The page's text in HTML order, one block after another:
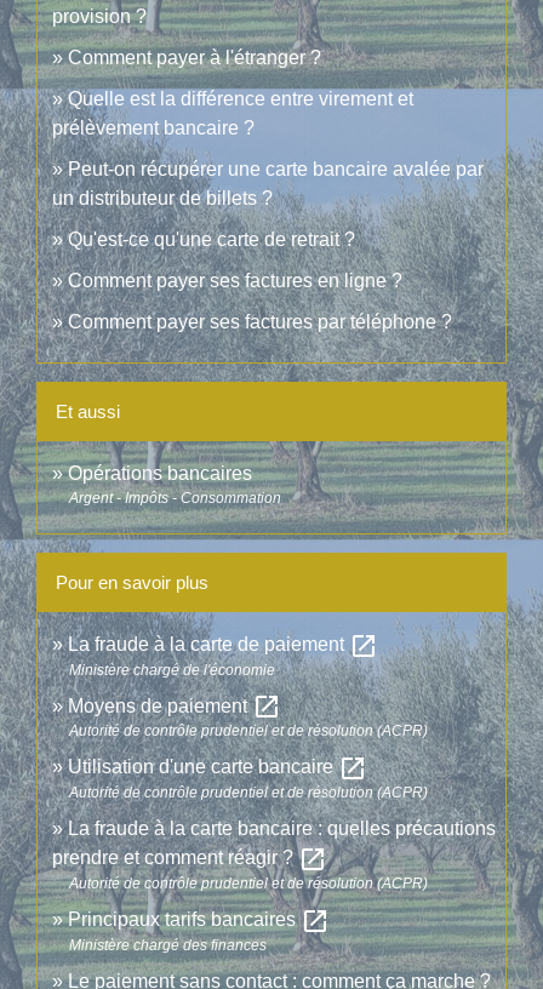
provision ?
Comment payer à l'étranger ?
Quelle est la différence entre virement et
prélèvement bancaire ?
Peut-on récupérer une carte bancaire avalée par
un distributeur de billets ?
Qu'est-ce qu'une carte de retrait ?
Comment payer ses factures en ligne ?
Comment payer ses factures par téléphone ?
Et aussi
Opérations bancaires
Argent - Impôts - Consommation
Pour en savoir plus
La fraude à la carte de paiement open_in_new
Ministère chargé de l'économie
Moyens de paiementopen_in_new
Autorité de contrôle prudentiel et de résolution (ACPR)
Utilisation d'une carte bancaireopen_in_new
Autorité de contrôle prudentiel et de résolution (ACPR)
La fraude à la carte bancaire : quelles précautions
prendre et comment réagir ?open_in_new
Autorité de contrôle prudentiel et de résolution (ACPR)
Principaux tarifs bancairesopen_in_new
Ministère chargé des finances
Le paiement sans contact : comment ça marche ?